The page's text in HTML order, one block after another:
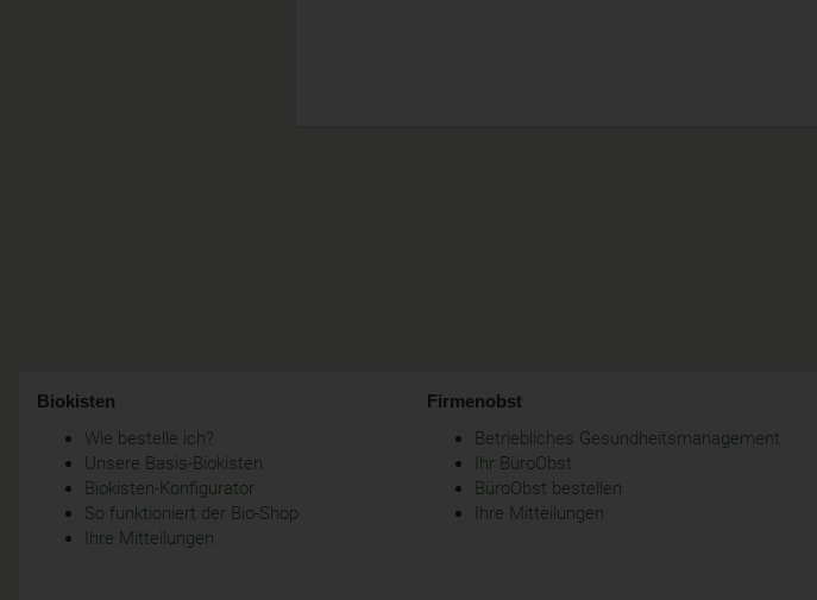
Biokisten
Wie bestelle ich?
Unsere Basis-Biokisten
Biokisten-Konfigurator
So funktioniert der Bio-Shop
Ihre Mitteilungen
Firmenobst
Betriebliches Gesundheitsmanagement
Ihr BüroObst
BüroObst bestellen
Ihre Mitteilungen